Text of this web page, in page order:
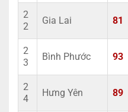
2
2
Gia Lai 81
2
3
Bình Phước 93
2
4
Hưng Yên 89